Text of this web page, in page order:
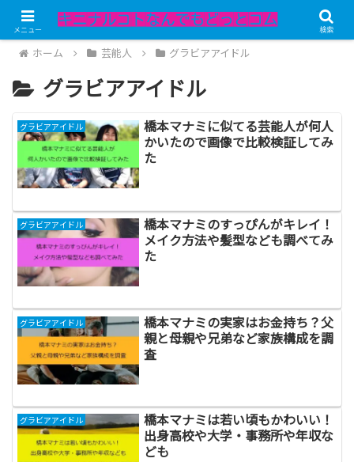
ホーム 芸能人 グラビアアイドル
グラビアアイドル
グラビアアイドル
橋本マナミに似てる芸能人が何人
かいたので画像で比較検証してみ
た
グラビアアイドル
橋本マナミのすっぴんがキレイ！
メイク方法や髪型なども調べてみ
た
グラビアアイドル
橋本マナミの実家はお金持ち？父
親と母親や兄弟など家族構成を調
査
グラビアアイドル
橋本マナミは若い頃もかわいい！
出身高校や大学・事務所や年収な
ども
メニュー 検索